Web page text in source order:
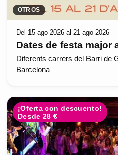
OTROS
Del 15 ago 2026 al 21 ago 2026
Dates de festa major
Diferents carrers del Barri de
Barcelona
¡Oferta con descuento!
Desde 28 €